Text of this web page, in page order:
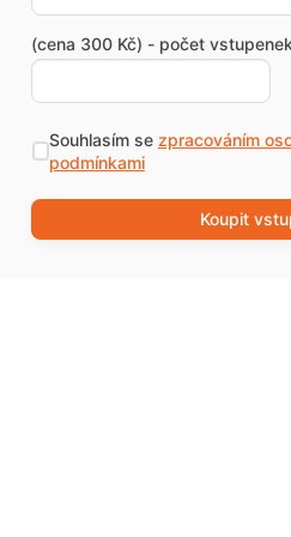
(cena 300 Kč) - počet
Souhlasím se zpracováním
podmínkami
Koupit